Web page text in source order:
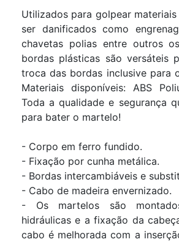
Utilizados para golpear
ser danificados como
chavetas polias entre outros
bordas plásticas são versáteis
troca das bordas inclusive para
Materiais disponíveis: ABS
Toda a qualidade e segurança
para bater o martelo!
- Corpo em ferro fundido.
- Fixação por cunha metálica.
- Bordas intercambiáveis e
- Cabo de madeira envernizado.
- Os martelos são
hidráulicas e a fixação da
cabo é melhorada com a